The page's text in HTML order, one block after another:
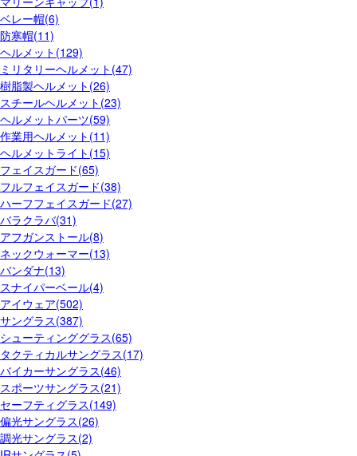
ベレー帽(6)
防寒帽(11)
ヘルメット(129)
ミリタリーヘルメット(47)
樹脂製ヘルメット(26)
スチールヘルメット(23)
ヘルメットパーツ(59)
作業用ヘルメット(11)
ヘルメットライト(15)
フェイスガード(65)
フルフェイスガード(38)
ハーフフェイスガード(27)
バラクラバ(31)
アフガンストール(8)
ネックウォーマー(13)
バンダナ(13)
スナイパーベール(4)
アイウェア(502)
サングラス(387)
シューティンググラス(65)
タクティカルサングラス(17)
バイカーサングラス(46)
スポーツサングラス(21)
セーフティグラス(149)
偏光サングラス(26)
調光サングラス(2)